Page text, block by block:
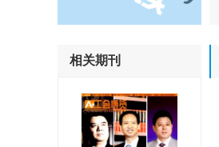
相关期刊